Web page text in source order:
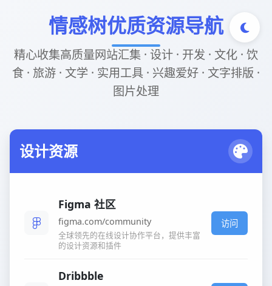
情感树优质资源导航
精心收集高质量网站汇集 · 设计 · 开发 · 文化 · 饮
食 · 旅游 · 文学 · 实用工具 · 兴趣爱好 · 文字排版 ·
图片处理
设计资源
Figma 社区
figma.com/community
全球领先的在线设计协作平台，提供丰富
的设计资源和插件
访问
Dribbble